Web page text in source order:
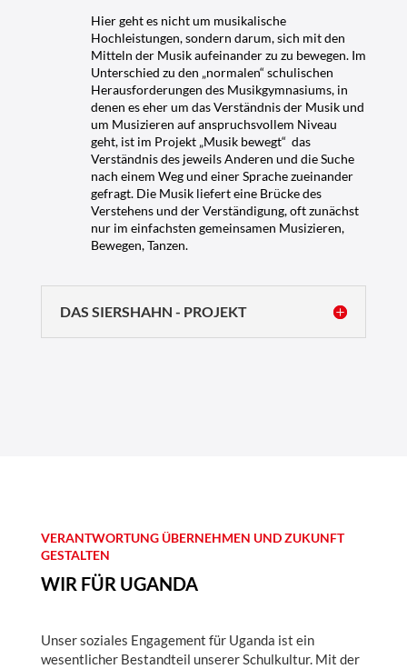
Hier geht es nicht um musikalische
Hochleistungen, sondern darum, sich mit den
Mitteln der Musik aufeinander zu zu bewegen. Im
Unterschied zu den „normalen“ schulischen
Herausforderungen des Musikgymnasiums, in
denen es eher um das Verständnis der Musik und
um Musizieren auf anspruchsvollem Niveau
geht, ist im Projekt „Musik bewegt“ das
Verständnis des jeweils Anderen und die Suche
nach einem Weg und einer Sprache zueinander
gefragt. Die Musik liefert eine Brücke des
Verstehens und der Verständigung, oft zunächst
nur im einfachsten gemeinsamen Musizieren,
Bewegen, Tanzen.
DAS SIERSHAHN - PROJEKT
VERANTWORTUNG ÜBERNEHMEN UND ZUKUNFT
GESTALTEN
WIR FÜR UGANDA
Unser soziales Engagement für Uganda ist ein
wesentlicher Bestandteil unserer Schulkultur. Mit der